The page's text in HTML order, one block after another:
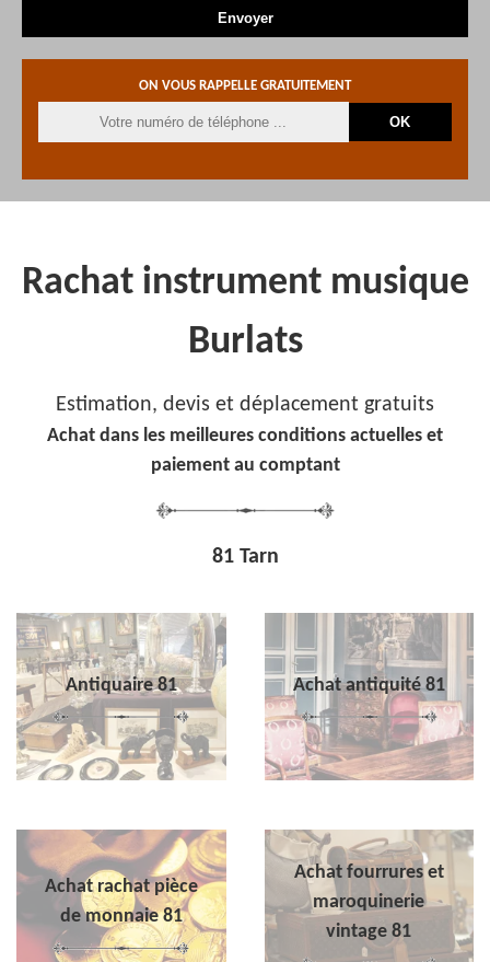
ON VOUS RAPPELLE GRATUITEMENT
Rachat instrument musique
Burlats
Estimation, devis et déplacement gratuits
Achat dans les meilleures conditions actuelles et
paiement au comptant
81 Tarn
Antiquaire 81 Achat antiquité 81
Achat rachat pièce
de monnaie 81
Achat fourrures et
maroquinerie
vintage 81